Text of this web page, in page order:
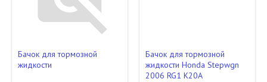
Бачок для тормозной
жидкости
Бачок для тормозной
жидкости Honda Stepwgn
2006 RG1 K20A